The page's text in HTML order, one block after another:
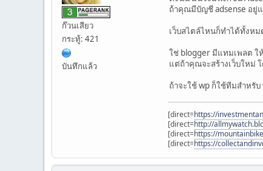
ก๊วนเสียว
กระทู้: 421
บันทึกแล้ว
ถ้าคุณมีบัญชี adsense อยู่
เว็บสไตล์ไหนก็ทำได้ทั้งหม
ใช่ blogger มีแทมเพลต ใ
แต่ถ้าคุณจะสร้างเว็บใหม่
ถ้าจะใช้ wp ก็ใช้ทีมสำหรับ
[direct=https://
[direct=http://
[direct=https://
[direct=https://